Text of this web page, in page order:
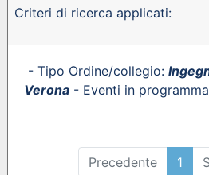
Criteri di ricerca applicati:
- Tipo Ordine/collegio:
Verona - Eventi in
Precedente 1